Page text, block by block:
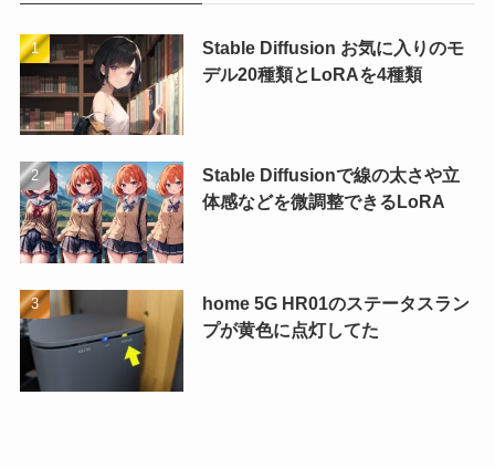
Stable Diffusion お気に入りのモ
デル20種類とLoRAを4種類
Stable Diffusionで線の太さや立
体感などを微調整できるLoRA
home 5G HR01のステータスラン
プが黄色に点灯してた